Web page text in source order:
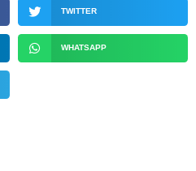
TWITTER
WHATSAPP